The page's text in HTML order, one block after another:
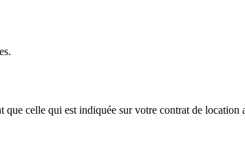
celle qui est indiquée sur votre contrat de location